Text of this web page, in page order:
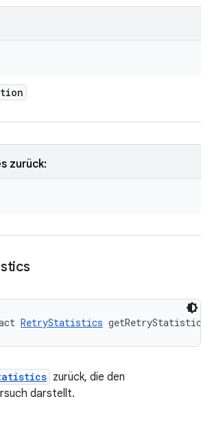
zurück:
RetryStatistics
zurück, die den
darstellt.